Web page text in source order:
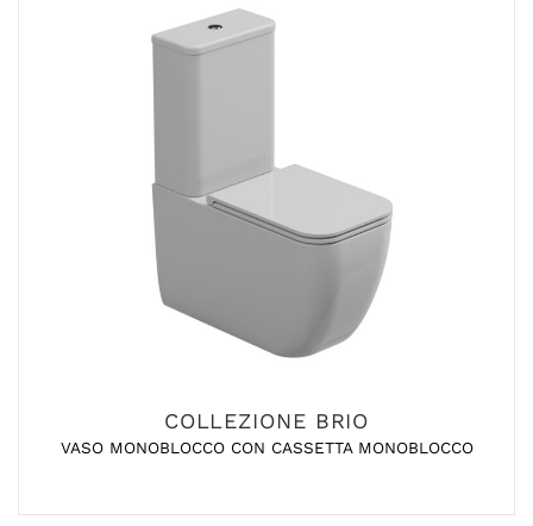
COLLEZIONE BRIO
VASO MONOBLOCCO CON CASSETTA MONOBLOCCO